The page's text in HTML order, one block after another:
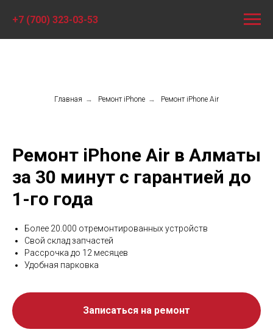
+7 (700) 323-03-53
Главная → Ремонт iPhone → Ремонт iPhone Air
Ремонт iPhone Air в Алматы
за 30 минут с гарантией до
1-го года
Более 20.000 отремонтированных устройств
Свой склад запчастей
Рассрочка до 12 месяцев
Удобная парковка
Записаться на ремонт